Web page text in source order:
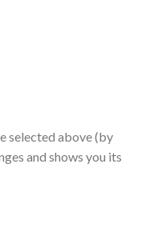
selected above (by
and shows you its